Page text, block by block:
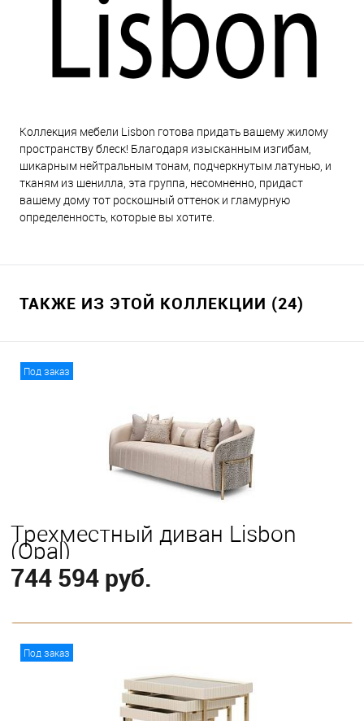
Коллекция мебели Lisbon готова придать вашему жилому
пространству блеск! Благодаря изысканным изгибам,
шикарным нейтральным тонам, подчеркнутым латунью, и
тканям из шенилла, эта группа, несомненно, придаст
вашему дому тот роскошный оттенок и гламурную
определенность, которые вы хотите.
ТАКЖЕ ИЗ ЭТОЙ КОЛЛЕКЦИИ (24)
Под заказ
Трехместный диван Lisbon
(Opal)
744 594 руб.
Под заказ